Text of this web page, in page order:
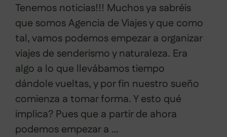
Tenemos noticias!!! Muchos ya sabréis
que somos Agencia de Viajes y que como
tal, vamos podemos empezar a organizar
viajes de senderismo y naturaleza. Era
algo a lo que llevábamos tiempo
dándole vueltas, y por fin nuestro sueño
comienza a tomar forma. Y esto qué
implica? Pues que a partir de ahora
podemos empezar a …